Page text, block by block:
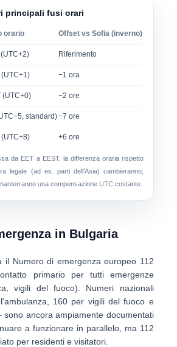
principali fusi orari
orario Offset vs Sofia (inverno)
(UTC+2) Riferimento
(UTC+1) −1 ora
(UTC+0) −2 ore
standard)−7 ore
(UTC+8) +6 ore
da EET a EEST, la differenza oraria rispetto
legale (ad es. parti dell'Asia) cambieranno,
una compensazione UTC costante.
in Bulgaria
il Numero di emergenza europeo 112
primario per tutti emergenze
vigili del fuoco). Numeri nazionali
160 per vigili del fuoco e
sono ancora ampiamente documentati
a funzionare in parallelo, ma 112
per residenti e visitatori.